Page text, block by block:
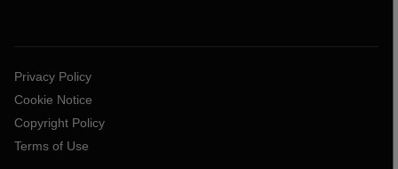
Privacy Policy
Cookie Notice
Copyright Policy
Terms of Use